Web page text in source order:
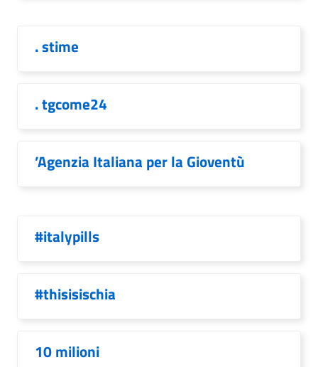
. stime
. tgcome24
’Agenzia Italiana per la Gioventù
#italypills
#thisisischia
10 milioni